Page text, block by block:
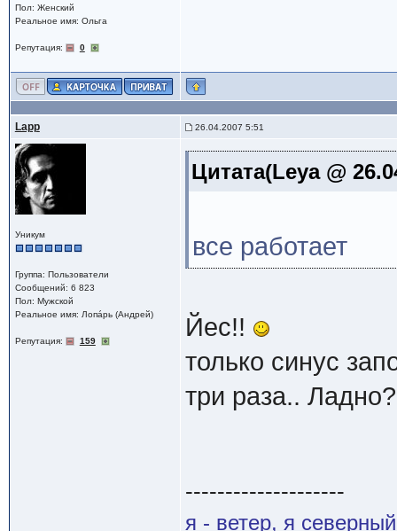
Пол: Женский
Реальное имя: Ольга
Репутация: 0
Lapp 26.04.2007 5:51
Уникум
Группа: Пользователи
Сообщений: 6 823
Пол: Мужской
Реальное имя: Лопáрь (Андрей)
Репутация: 159
Цитата(Leya @
все работает
Йес!!
только синус
три раза.. Ладно?
--------------------
я - ветер, я